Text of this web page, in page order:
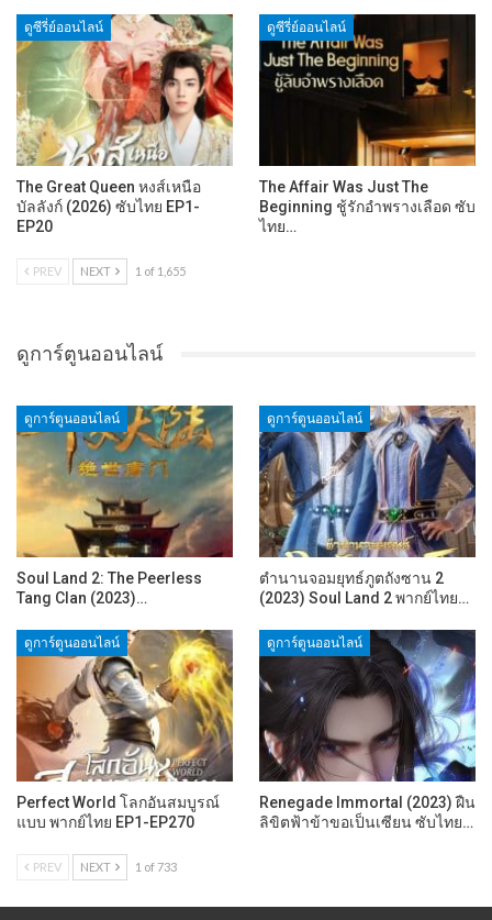
ดูซีรี่ย์ออนไลน์
The Great Queen หงส์เหนือ
บัลลังก์ (2026) ซับไทย EP1-
EP20
ดูซีรี่ย์ออนไลน์
The Affair Was Just The
Beginning ชู้รักอำพรางเลือด ซับ
ไทย…
PREV NEXT 1 of 1,655
ดูการ์ตูนออนไลน์
ดูการ์ตูนออนไลน์
Soul Land 2: The Peerless
Tang Clan (2023)…
ดูการ์ตูนออนไลน์
ตำนานจอมยุทธ์ภูตถังซาน 2
(2023) Soul Land 2 พากย์ไทย…
ดูการ์ตูนออนไลน์
Perfect World โลกอันสมบูรณ์
แบบ พากย์ไทย EP1-EP270
ดูการ์ตูนออนไลน์
Renegade Immortal (2023) ฝืน
ลิขิตฟ้าข้าขอเป็นเซียน ซับไทย…
PREV NEXT 1 of 733